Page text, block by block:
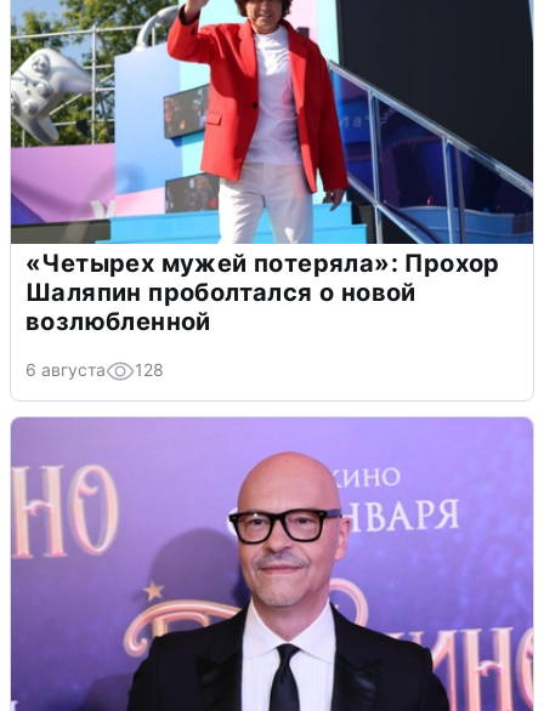
«Четырех мужей потеряла»: Прохор
Шаляпин проболтался о новой
возлюбленной
6 августа 128